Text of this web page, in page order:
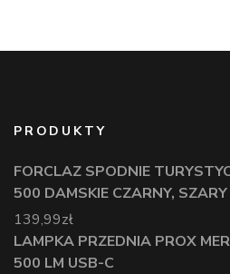
PRODUKTY
FORCLAZ SPODNIE
500 DAMSKIE CZARNY, SZARY
139,99zł
LAMPKA PRZEDNIA PROX
500 LM USB-C